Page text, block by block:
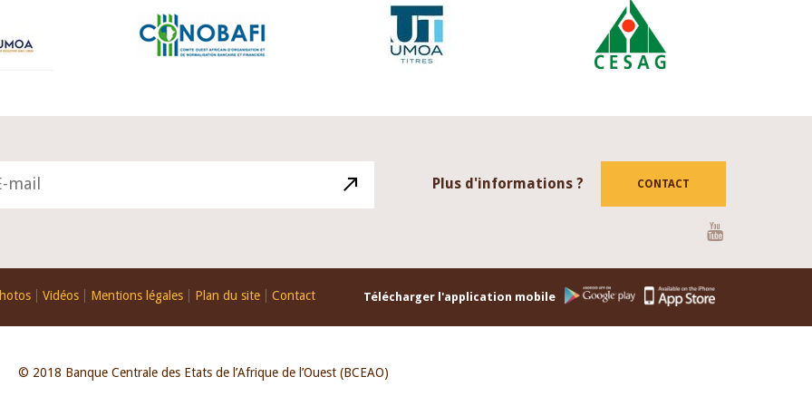
Plus d'informations ? CONTACT
Vidéos Mentions légales Plan du site Contact Télécharger l'application mobile
© 2018 Banque Centrale des Etats de l’Afrique de l’Ouest (BCEAO)